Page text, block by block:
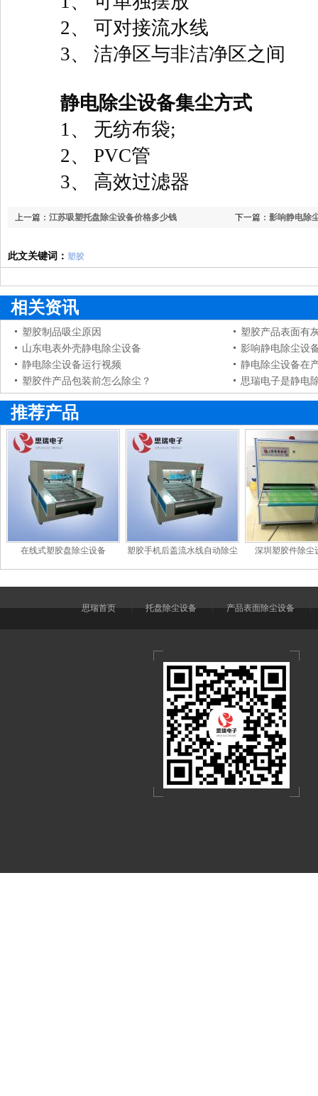
2、 可对接流水线
3、 洁净区与非洁净区之间
静电除尘设备集尘方式
1、 无纺布袋;
2、 PVC管
3、 高效过滤器
下一篇： 影响静电除
上一篇： 江苏吸塑托盘除尘设备价格多少钱
此文关键词： 塑胶
相关资讯
塑胶制品吸尘原因
塑胶产品表面有
山东电表外壳静电除尘设备
影响静电除尘设
静电除尘设备运行视频
静电除尘设备在
塑胶件产品包装前怎么除尘？
思瑞电子是静电
推荐产品
在线式塑胶盘除尘设备
塑胶手机后盖流水线自动除尘
深圳塑胶件除尘
思瑞首页 托盘除尘设备 产品表面除尘设备